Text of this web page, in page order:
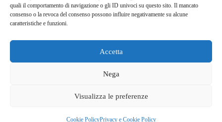
quali il comportamento di navigazione o gli ID univoci su questo sito. Il mancato
consenso o la revoca del consenso possono influire negativamente su alcune
caratteristiche e funzioni.
Accetta
Nega
Visualizza le preferenze
Cookie PolicyPrivacy e Cookie Policy